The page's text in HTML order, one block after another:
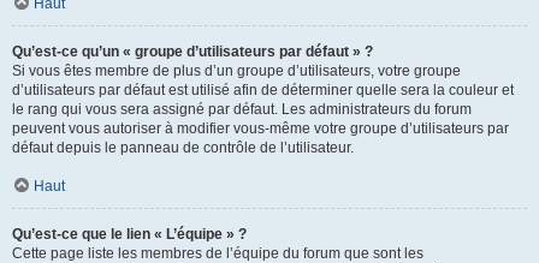
Haut
Qu’est-ce qu’un « groupe d’utilisateurs par défaut » ?
Si vous êtes membre de plus d’un groupe d’utilisateurs, votre groupe
d’utilisateurs par défaut est utilisé afin de déterminer quelle sera la couleur et
le rang qui vous sera assigné par défaut. Les administrateurs du forum
peuvent vous autoriser à modifier vous-même votre groupe d’utilisateurs par
défaut depuis le panneau de contrôle de l’utilisateur.
Haut
Qu’est-ce que le lien « L’équipe » ?
Cette page liste les membres de l’équipe du forum que sont les